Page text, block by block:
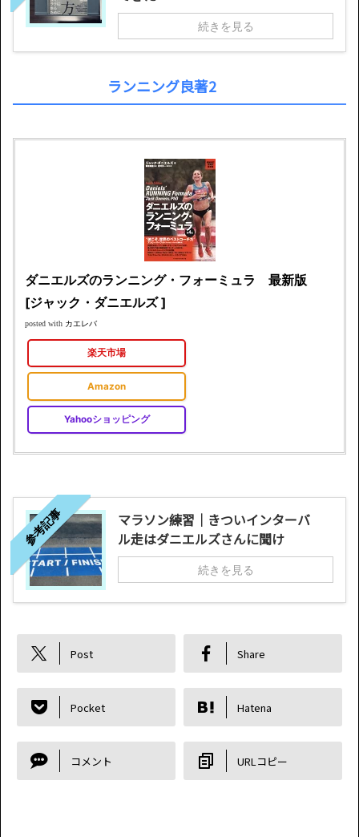
続きを見る
ランニング良著2
ダニエルズのランニング・フォーミュラ 最新版
[ジャック・ダニエルズ ]
posted with カエレバ
楽天市場
Amazon
Yahooショッピング
参考記事
マラソン練習｜きついインターバ
ル走はダニエルズさんに聞け
続きを見る
Post Share
Pocket Hatena
コメント URLコピー